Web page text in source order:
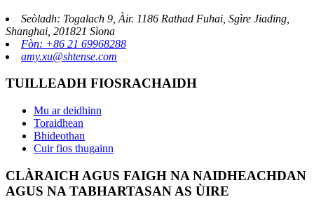
Seòladh: Togalach 9, Àir. 1186 Rathad Fuhai, Sgìre Jiading,
Shanghai, 201821 Sìona
Fòn: +86 21 69968288
amy.xu@shtense.com
TUILLEADH FIOSRACHAIDH
Mu ar deidhinn
Toraidhean
Bhideothan
Cuir fios thugainn
CLÀRAICH AGUS FAIGH NA NAIDHEACHDAN
AGUS NA TABHARTASAN AS ÙIRE